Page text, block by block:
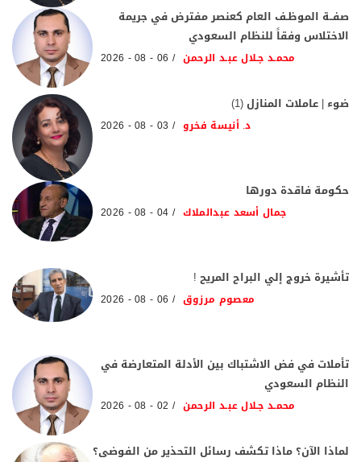
صفــة الموظـف العام كعنصر مفترض في جريمة
الاختلاس وفقاً للنظام السعودي
محمـد جـلال عبـد الرحمن 06 - 08 - 2026
ضوء | عاملات المنازل (1)
د. أنيسة فخرو 03 - 08 - 2026
حكومة فاقدة دورها
جمال أسعد عبدالملاك 04 - 08 - 2026
تأشيرة خروج إلي البراح المريح !
معصوم مرزوق 06 - 08 - 2026
تأملات في فض الاشتباك بين الأدلة المتعارضة في
النظام السعودي
محمـد جـلال عبـد الرحمن 02 - 08 - 2026
لماذا الآن؟ ماذا تكشف رسائل التحذير من الفوضى؟